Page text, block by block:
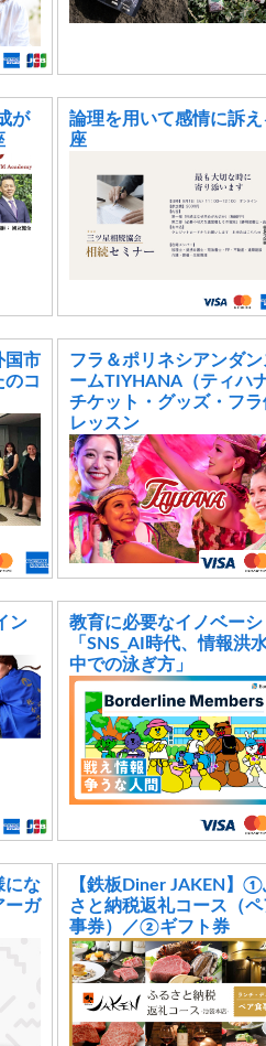
が
論理を用いて感情に訴え
座
国市
のコ
フラ＆ポリネシアンダ
ームTIYHANA（ティハ
チケット・グッズ・フラ
レッスン
ン
教育に必要なイノベーシ
「SNS_AI時代、情報洪
中での泳ぎ方」
にな
ーガ
【鉄板Diner JAKEN】①
さと納税返礼コース（
事券）／②ギフト券